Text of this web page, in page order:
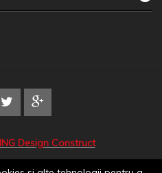
ING Design Construct